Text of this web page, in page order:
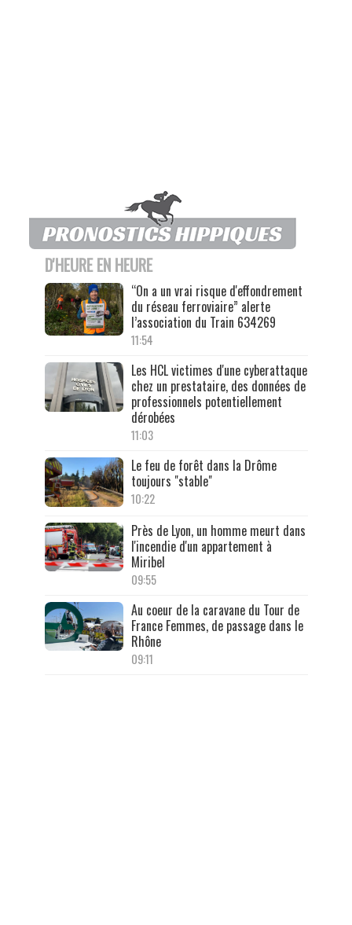
D'HEURE EN HEURE
“On a un vrai risque d'effondrement
du réseau ferroviaire” alerte
l’association du Train 634269
11:54
Les HCL victimes d'une cyberattaque
chez un prestataire, des données de
professionnels potentiellement
dérobées
11:03
Le feu de forêt dans la Drôme
toujours "stable"
10:22
Près de Lyon, un homme meurt dans
l'incendie d'un appartement à
Miribel
09:55
Au coeur de la caravane du Tour de
France Femmes, de passage dans le
Rhône
09:11